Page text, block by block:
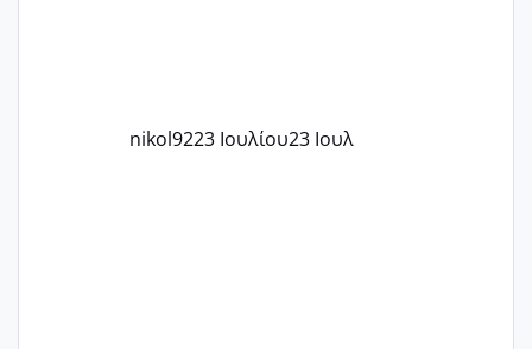
nikol9223 Ιουλίου23 Ιουλ